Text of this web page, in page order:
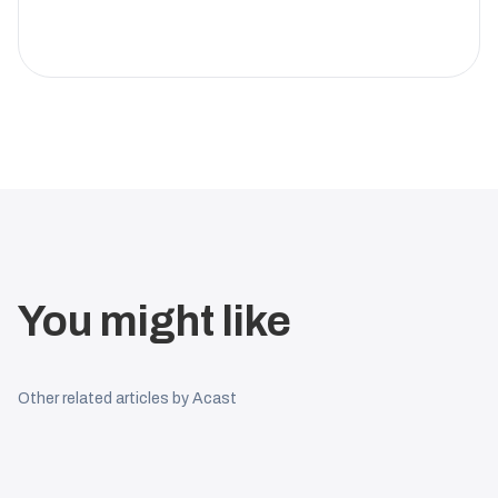
You might like
Other related articles by Acast